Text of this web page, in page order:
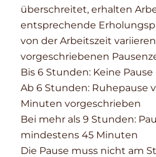
überschreitet, erhalten
entsprechende
von der Arbeitszeit
vorgeschriebenen
Bis 6 Stunden: Keine
Ab 6 Stunden: Ruhepause
Minuten vorgeschrieben
Bei mehr als 9 Stunden:
mindestens 45 Minuten
Die Pause muss nicht am